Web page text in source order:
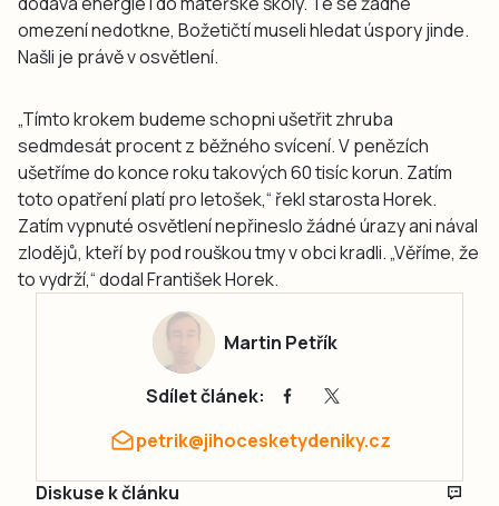
omezení nedotkne, Božetičtí museli hledat úspory jinde.
Našli je právě v osvětlení.
„Tímto krokem budeme schopni ušetřit zhruba
sedmdesát procent z běžného svícení. V penězích
ušetříme do konce roku takových 60 tisíc korun. Zatím
toto opatření platí pro letošek,“ řekl starosta Horek.
Zatím vypnuté osvětlení nepřineslo žádné úrazy ani nával
zlodějů, kteří by pod rouškou tmy v obci kradli. „Věříme, že
to vydrží,“ dodal František Horek.
Martin Petřík
Sdílet článek:
petrik@jihocesketydeniky.cz
Diskuse k článku